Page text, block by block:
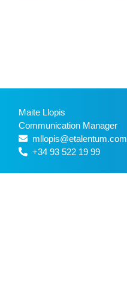
Maite Llopis
Communication Manager
mllopis@etalentum.com
+34 93 522 19 99